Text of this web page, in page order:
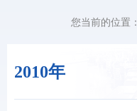
2010年
您当前的位置：